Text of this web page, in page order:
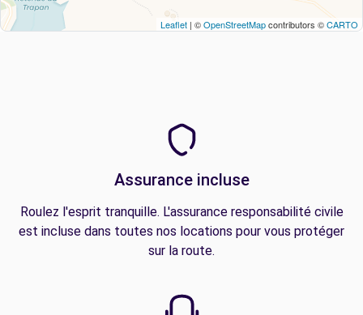
Leaflet | ©OpenStreetMapcontributors ©CARTO
Assurance incluse
Roulez l'esprit tranquille. L'assurance responsabilité civile
est incluse dans toutes nos locations pour vous protéger
sur la route.